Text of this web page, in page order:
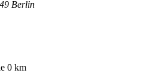
Berlin
0 km